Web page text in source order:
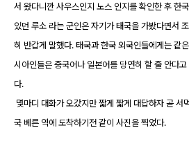
서 왔다니깐 사우스인지 노스 인지를 확인한 후 한
있던 루소 라는 군인은 자기가 태국을 가봤다면서
히 반갑게 말했다. 태국과 한국 외국인들에게는 같
시아인들은 중국어나 일본어를 당연히 할 줄 안다
다.
몇마디 대화가 오갔지만 짧게 짧게 대답하자 곧 서
국 베른 역에 도착하기전 같이 사진을 찍었다.